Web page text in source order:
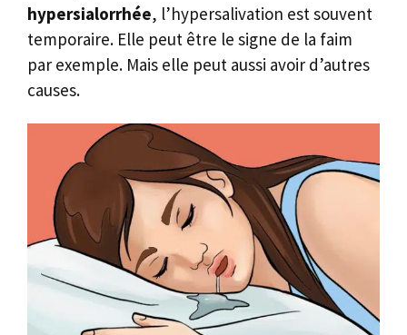
hypersialorrhée, l’hypersalivation est souvent
temporaire. Elle peut être le signe de la faim
par exemple. Mais elle peut aussi avoir d’autres
causes.